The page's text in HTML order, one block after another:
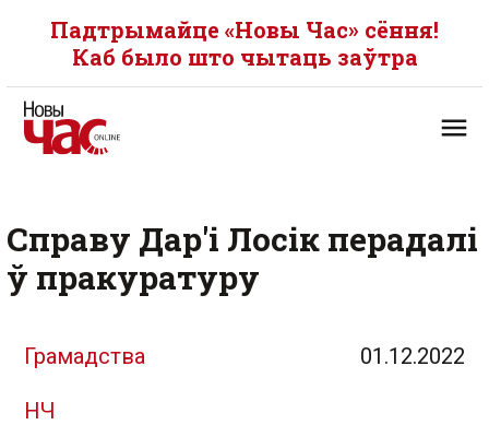
Падтрымайце «Новы Час» сёння!
Каб было што чытаць заўтра
Справу Дар'і Лосік перадалі
ў пракуратуру
Грамадства 01.12.2022
НЧ